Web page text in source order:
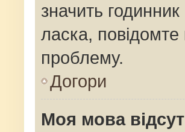
значить
ласка,
проблему.
Догори
Моя мова